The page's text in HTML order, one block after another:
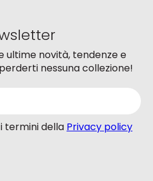
ultime novità, tendenze e
nessuna collezione!
termini della Privacy policy